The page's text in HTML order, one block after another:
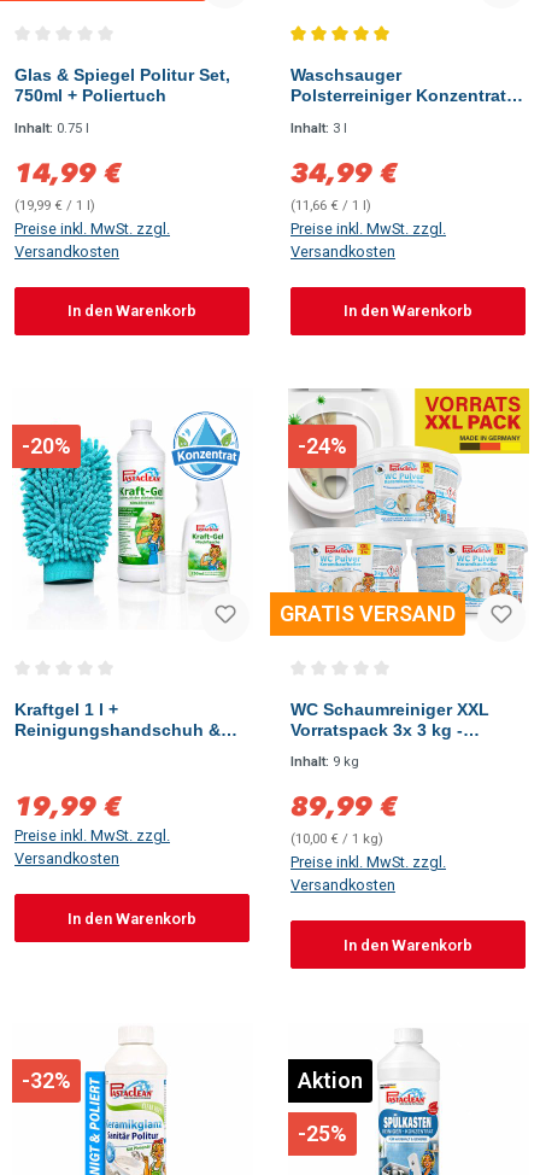
Glas & Spiegel Politur Set,
750ml + Poliertuch
Inhalt: 0.75 l
Verkaufspreis:
14,99 €
(19,99 € / 1 l)
Preise inkl. MwSt. zzgl.
Versandkosten
In den Warenkorb
Waschsauger
Polsterreiniger Konzentrat
Inhalt: 3 l
Verkaufspreis:
34,99 €
(11,66 € / 1 l)
Preise inkl. MwSt. zzgl.
Versandkosten
In den Warenkorb
-20%
Kraftgel 1 l +
Reinigungshandschuh &
Verkaufspreis:
19,99 €
Preise inkl. MwSt. zzgl.
Versandkosten
In den Warenkorb
-24%
GRATIS VERSAND
WC Schaumreiniger XXL
Vorratspack 3x 3 kg -
Urinstein
Inhalt: 9 kg
Verkaufspreis:
89,99 €
(10,00 € / 1 kg)
Preise inkl. MwSt. zzgl.
Versandkosten
In den Warenkorb
-32% Aktion
-25%